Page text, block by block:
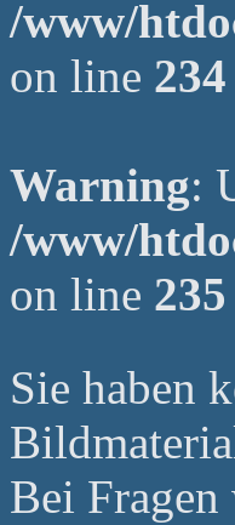
/www/
on line 234
Warning:
/www/
on line 235
Sie haben
Bei